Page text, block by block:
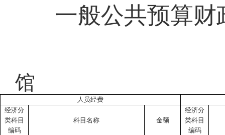
一般公共预算
馆
人员经费
经济分
类科目
编码
科目名称 金额
经济分
类科目
编码